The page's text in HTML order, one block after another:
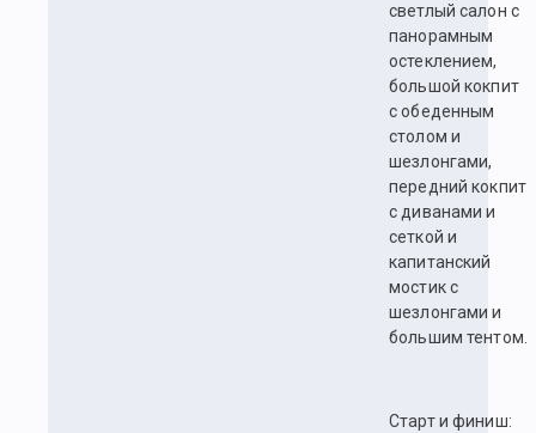
светлый салон с
панорамным
остеклением,
большой кокпит
с обеденным
столом и
шезлонгами,
передний кокпит
с диванами и
сеткой и
капитанский
мостик с
шезлонгами и
большим тентом.
Cтарт и финиш: